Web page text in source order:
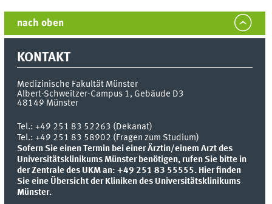
nach oben
KONTAKT
Medizinische Fakultät Münster
Albert-Schweitzer-Campus 1, Gebäude D3
48149 Münster
Tel.:+49 251 83 52263 (Dekanat)
Tel.: +49 251 83 58902 (Fragen zum Studium)
Sofern Sie einen Termin bei einer Ärztin/einem Arzt des
Universitätsklinikums Münster benötigen, rufen Sie bitte in
der Zentrale des UKM an: +49 251 83 55555. Hier finden
Sie eine Übersicht der Kliniken des Universitätsklinikums
Münster.